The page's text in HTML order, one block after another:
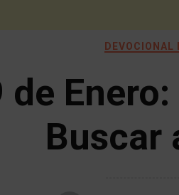
DEVOCIONAL
de
Buscar